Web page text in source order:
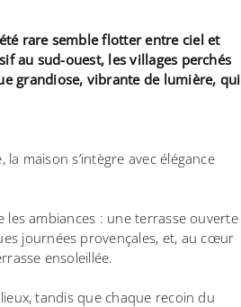
rare semble flotter entre ciel et
au sud-ouest, les villages perchés
grandiose, vibrante de lumière, qui
maison s’intègre avec élégance
les ambiances : une terrasse ouverte
journées provençales, et, au cœur
ensoleillée.
tandis que chaque recoin du